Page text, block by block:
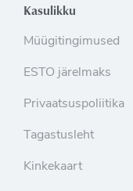
Kasulikku
Müügitingimused
ESTO järelmaks
Privaatsuspoliitika
Tagastusleht
Kinkekaart